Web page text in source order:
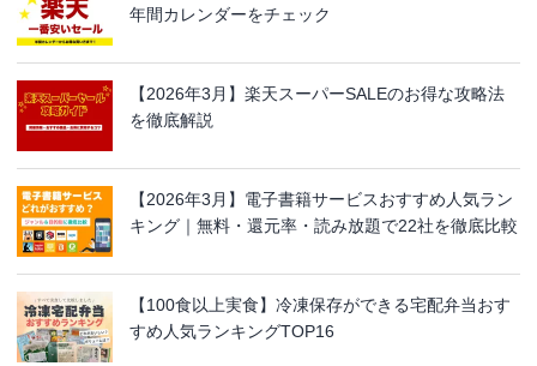
年間カレンダーをチェック
【2026年3月】楽天スーパーSALEのお得な攻略法
を徹底解説
【2026年3月】電子書籍サービスおすすめ人気ラン
キング｜無料・還元率・読み放題で22社を徹底比較
【100食以上実食】冷凍保存ができる宅配弁当おす
すめ人気ランキングTOP16